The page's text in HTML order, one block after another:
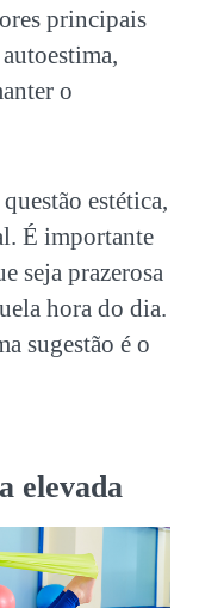
principais
o
estética,
É importante
seja prazerosa
hora do dia.
sugestão é o
elevada